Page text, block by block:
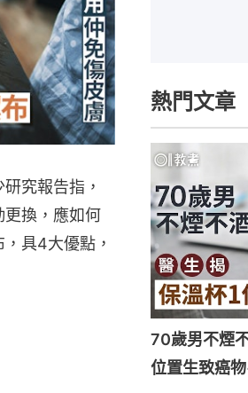
究報告指，
更換，應如何
具4大優點，
熱門文章
70歲男不煙
位置生致癌